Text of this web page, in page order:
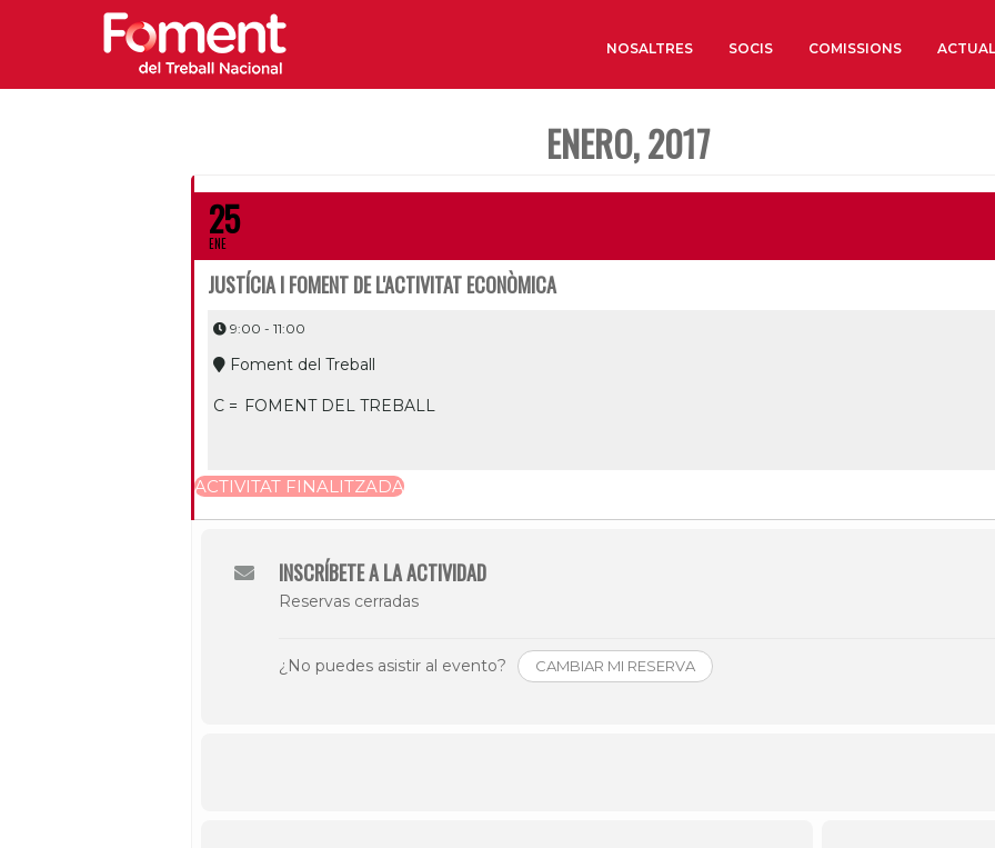
NOSALTRES SOCIS COMISSIONS
ENERO, 2017
25
ENE
JUSTÍCIA I FOMENT DE L'ACTIVITAT ECONÒMICA
9:00 - 11:00
Foment del Treball
C = FOMENT DEL TREBALL
ACTIVITAT FINALITZADA
INSCRÍBETE A LA ACTIVIDAD
Reservas cerradas
¿No puedes asistir al evento? CAMBIAR MI RESERVA